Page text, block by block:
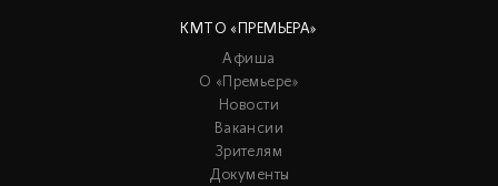
КМТО «ПРЕМЬЕРА»
Афиша
О «Премьере»
Новости
Вакансии
Зрителям
Документы